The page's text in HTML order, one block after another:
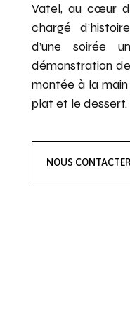
Vatel, au cœur
chargé
d’une soirée
démonstration
montée à la
plat et le dessert.
NOUS CONTACTER